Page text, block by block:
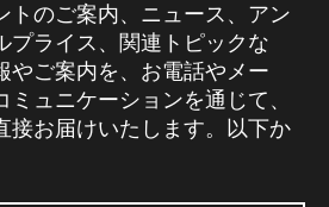
トのご案内、ニュース、アン
プライス、関連トピックな
やご案内を、お電話やメー
ュニケーションを通じて、
接お届けいたします。以下か